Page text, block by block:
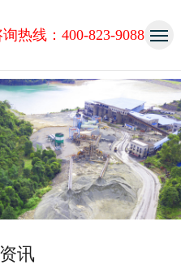
询热线：400-823-9088
讯